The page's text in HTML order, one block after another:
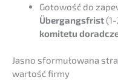
Gotowość do
Übergangs­frist
komitetu
Jasno sformuło­wa­na
wartość firmy